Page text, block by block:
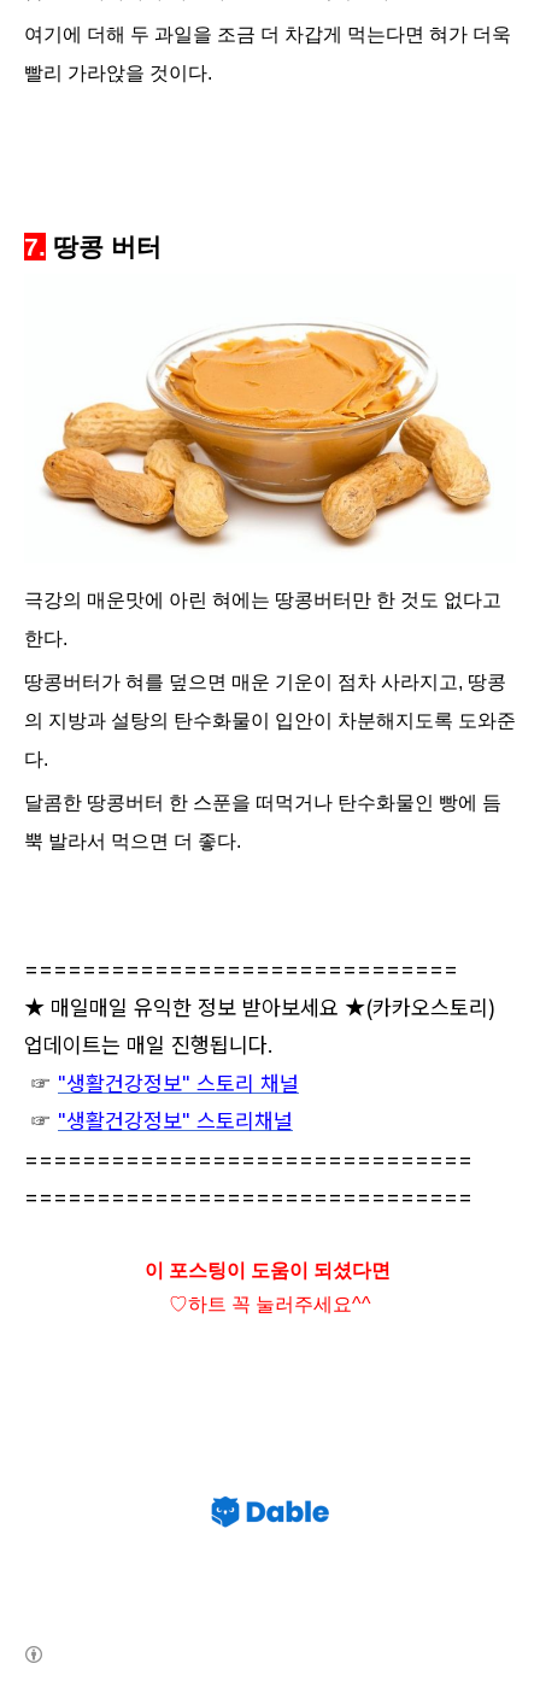
여기에 더해 두 과일을 조금 더 차갑게 먹는다면 혀가 더욱
빨리 가라앉을 것이다.
7. 땅콩 버터
극강의 매운맛에 아린 혀에는 땅콩버터만 한 것도 없다고
한다.
땅콩버터가 혀를 덮으면 매운 기운이 점차 사라지고, 땅콩
의 지방과 설탕의 탄수화물이 입안이 차분해지도록 도와준
다.
달콤한 땅콩버터 한 스푼을 떠먹거나 탄수화물인 빵에 듬
뿍 발라서 먹으면 더 좋다.
==============================
★ 매일매일 유익한 정보 받아보세요 ★(카카오스토리)
업데이트는 매일 진행됩니다.
☞ "생활건강정보" 스토리 채널
☞ "생활건강정보" 스토리채널
===============================
===============================
이 포스팅이 도움이 되셨다면
♡하트 꼭 눌러주세요^^